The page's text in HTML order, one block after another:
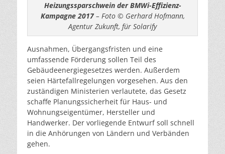
Heizungssparschwein der BMWi-Effizienz-
Kampagne 2017– Foto © Gerhard Hofmann,
Agentur Zukunft, für Solarify
Ausnahmen, Übergangsfristen und eine
umfassende Förderung sollen Teil des
Gebäudeenergiegesetzes werden. Außerdem
seien Härtefallregelungen vorgesehen. Aus den
zuständigen Ministerien verlautete, das Gesetz
schaffe Planungssicherheit für Haus- und
Wohnungseigentümer, Hersteller und
Handwerker. Der vorliegende Entwurf soll schnell
in die Anhörungen von Ländern und Verbänden
gehen.